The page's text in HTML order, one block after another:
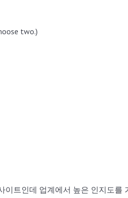
two.)
트인데 업계에서 높은 인지도를